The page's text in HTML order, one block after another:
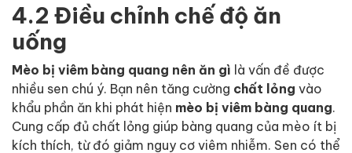
4.2 Điều chỉnh chế độ ăn
uống
Mèo bị viêm bàng quang nên ăn gì là vấn đề được
nhiều sen chú ý. Bạn nên tăng cường chất lỏng vào
khẩu phần ăn khi phát hiện mèo bị viêm bàng quang
Cung cấp đủ chất lỏng giúp bàng quang của mèo ít bị
kích thích, từ đó giảm nguy cơ viêm nhiễm. Sen có thể